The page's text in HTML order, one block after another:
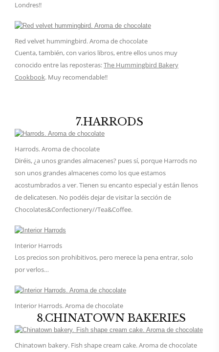
Londres!!
Red velvet hummingbird. Aroma de chocolate
Cuenta, también, con varios libros, entre ellos unos muy
conocido entre las reposteras:The Hummingbird Bakery
Cookbook. Muy recomendable!!
7.HARRODS
Harrods. Aroma de chocolate
Diréis, ¿a unos grandes almacenes? pues sí, porque Harrods no
son unos grandes almacenes como los que estamos
acostumbrados a ver. Tienen su encanto especial y están llenos
de delicatesen. No podéis dejar de visitar la sección de
Chocolates&Confectionery//Tea&Coffee.
Interior Harrods
Los precios son prohibitivos, pero merece la pena entrar, solo
por verlos…
Interior Harrods. Aroma de chocolate
8.CHINATOWN BAKERIES
Chinatown bakery. Fish shape cream cake. Aroma de chocolate